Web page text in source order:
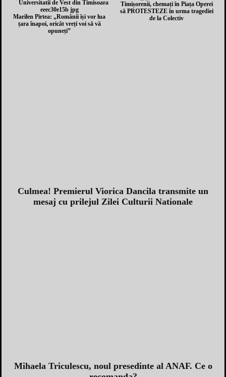
Marilen Pirtea: „Românii își vor lua
țara înapoi, oricât vreți voi să vă
opuneți”
Timișorenii, chemați în Piața Operei
să PROTESTEZE în urma tragediei
de la Colectiv
Culmea! Premierul Viorica Dancila transmite un
mesaj cu prilejul Zilei Culturii Nationale
Mihaela Triculescu, noul presedinte al ANAF. Ce o